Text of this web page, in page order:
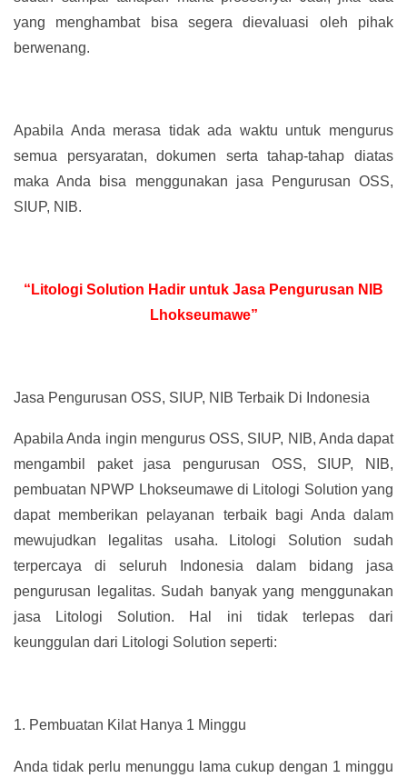
yang menghambat bisa segera dievaluasi oleh pihak
berwenang.
Apabila Anda merasa tidak ada waktu untuk mengurus
semua persyaratan, dokumen serta tahap-tahap diatas
maka Anda bisa menggunakan jasa Pengurusan OSS,
SIUP, NIB.
“Litologi Solution Hadir untuk Jasa Pengurusan NIB
Lhokseumawe”
Jasa Pengurusan OSS, SIUP, NIB Terbaik Di Indonesia
Apabila Anda ingin mengurus OSS, SIUP, NIB, Anda dapat
mengambil paket jasa pengurusan OSS, SIUP, NIB,
pembuatan NPWP Lhokseumawe di Litologi Solution yang
dapat memberikan pelayanan terbaik bagi Anda dalam
mewujudkan legalitas usaha. Litologi Solution sudah
terpercaya di seluruh Indonesia dalam bidang jasa
pengurusan legalitas. Sudah banyak yang menggunakan
jasa Litologi Solution. Hal ini tidak terlepas dari
keunggulan dari Litologi Solution seperti:
1. Pembuatan Kilat Hanya 1 Minggu
Anda tidak perlu menunggu lama cukup dengan 1 minggu